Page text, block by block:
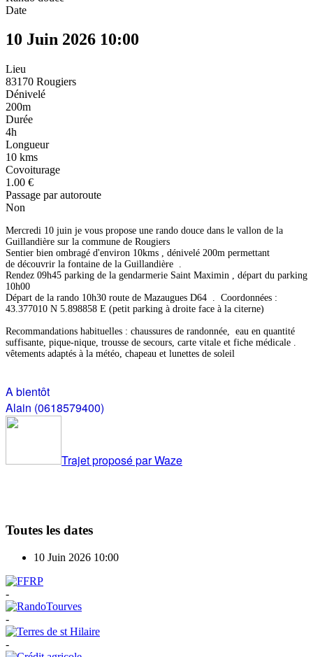
Date
10 Juin 2026 10:00
Lieu
83170 Rougiers
Dénivelé
200m
Durée
4h
Longueur
10 kms
Covoiturage
1.00 €
Passage par autoroute
Non
Mercredi 10 juin je vous propose une rando douce dans le vallon de la
Guillandière sur la commune de Rougiers
Sentier bien ombragé d'environ 10kms , dénivelé 200m permettant
de découvrir la fontaine de la Guillandière .
Rendez 09h45 parking de la gendarmerie Saint Maximin , départ du parking
10h00
Départ de la rando 10h30 route de Mazaugues D64 . Coordonnées :
43.377010 N 5.898858 E (petit parking à droite face à la citerne)
Recommandations habituelles : chaussures de randonnée, eau en quantité
suffisante, pique-nique, trousse de secours, carte vitale et fiche médicale .
vêtements adaptés à la météo, chapeau et lunettes de soleil
A bientôt
Alain (0618579400)
Trajet proposé par Waze
Toutes les dates
10 Juin 2026 10:00
-
-
-